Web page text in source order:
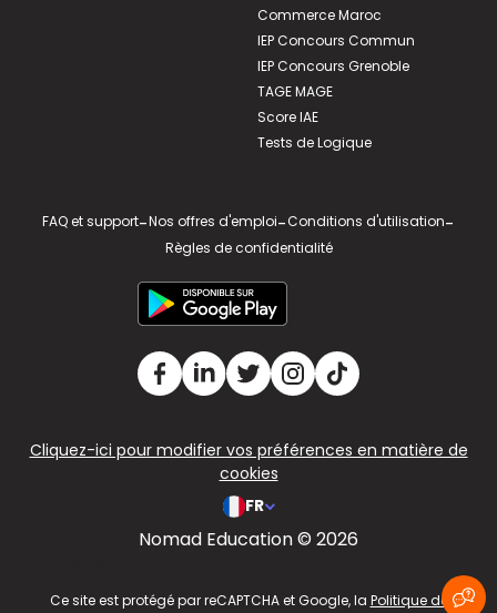
Commerce Maroc
IEP Concours Commun
IEP Concours Grenoble
TAGE MAGE
Score IAE
Tests de Logique
FAQ et support-Nos offres d'emploi-Conditions d'utilisation-
Règles de confidentialité
Cliquez-ici pour modifier vos préférences en matière de
cookies
FR
Nomad Education © 2026
Ce site est protégé par reCAPTCHA et Google, la Politique de